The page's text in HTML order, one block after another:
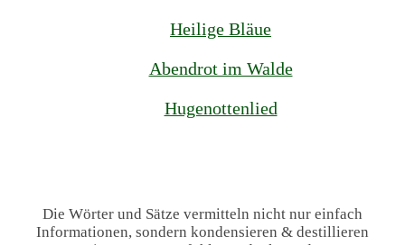
Heilige Bläue
Abendrot im Walde
Hugenottenlied
Die Wörter und Sätze vermitteln nicht nur einfach
Informationen, sondern kondensieren & destillieren